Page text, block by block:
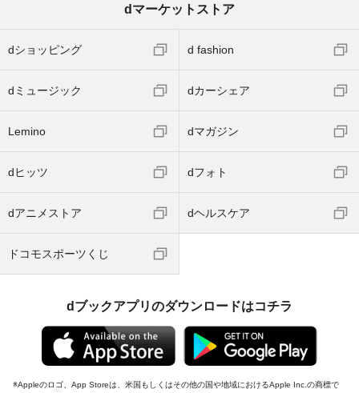
dマーケットストア
dショッピング d fashion
dミュージック dカーシェア
Lemino dマガジン
dヒッツ dフォト
dアニメストア dヘルスケア
ドコモスポーツくじ
dブックアプリのダウンロードはコチラ
Appleのロゴ、App Storeは、米国もしくはその他の国や地域におけるApple Inc.の商標で